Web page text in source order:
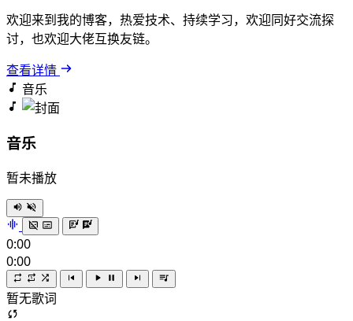
欢迎来到我的博客，热爱技术、持续学习，欢迎同好交流探
讨，也欢迎大佬互换友链。
查看详情
音乐
音乐
暂未播放
0:00
0:00
暂无歌词